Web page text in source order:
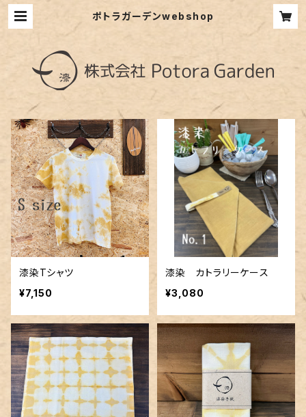
ポトラガーデンwebshop
漆染Tシャツ
¥7,150
漆染 カトラリーケース
¥3,080